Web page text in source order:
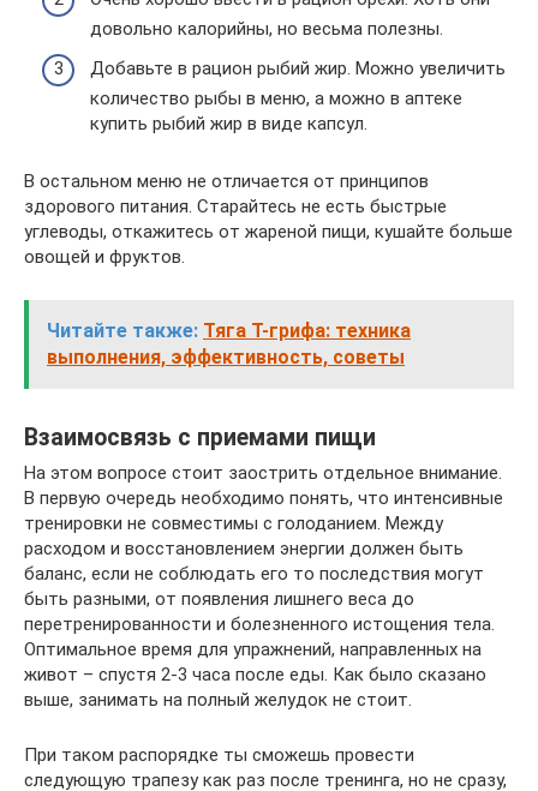
довольно калорийны, но весьма полезны.
Добавьте в рацион рыбий жир. Можно увеличить
количество рыбы в меню, а можно в аптеке
купить рыбий жир в виде капсул.
В остальном меню не отличается от принципов
здорового питания. Старайтесь не есть быстрые
углеводы, откажитесь от жареной пищи, кушайте больше
овощей и фруктов.
Читайте также: Тяга Т-грифа: техника
выполнения, эффективность, советы
Взаимосвязь с приемами пищи
На этом вопросе стоит заострить отдельное внимание.
В первую очередь необходимо понять, что интенсивные
тренировки не совместимы с голоданием. Между
расходом и восстановлением энергии должен быть
баланс, если не соблюдать его то последствия могут
быть разными, от появления лишнего веса до
перетренированности и болезненного истощения тела.
Оптимальное время для упражнений, направленных на
живот – спустя 2-3 часа после еды. Как было сказано
выше, занимать на полный желудок не стоит.
При таком распорядке ты сможешь провести
следующую трапезу как раз после тренинга, но не сразу,